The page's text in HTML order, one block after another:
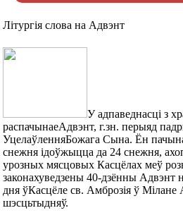
Літургія слова на Адвэнт
У адпаведнасці з
распачынаеАдвэнт, г.зн. перыяд
УцелаўленняБожага Сына. Ён
снежня ідоўжыцца да 24 снежня,
урозных мясцовых Касцёлах меў
законахуведзены 40-дзённы Адвэнт
дня ўКасцёле св. Амброзія ў
шэсцьтыдняў.